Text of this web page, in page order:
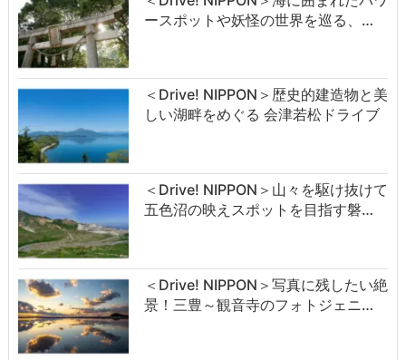
ースポットや妖怪の世界を巡る、…
＜Drive! NIPPON＞歴史的建造物と美
しい湖畔をめぐる 会津若松ドライブ
＜Drive! NIPPON＞山々を駆け抜けて
五色沼の映えスポットを目指す磐…
＜Drive! NIPPON＞写真に残したい絶
景！三豊～観音寺のフォトジェニ…